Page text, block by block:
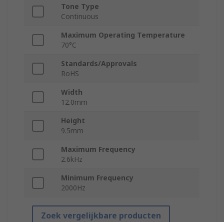
Tone Type
Continuous
Maximum Operating Temperature
70°C
Standards/Approvals
RoHS
Width
12.0mm
Height
9.5mm
Maximum Frequency
2.6kHz
Minimum Frequency
2000Hz
Zoek vergelijkbare producten